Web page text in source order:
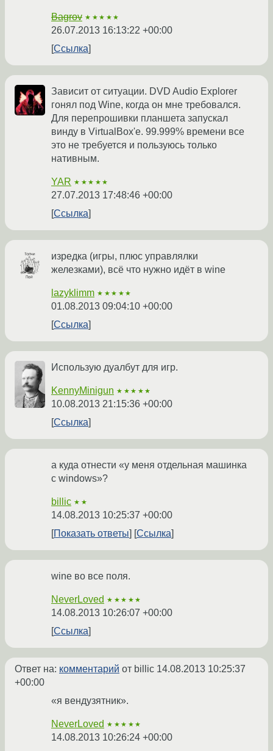
Bagrov ★★★★★
26.07.2013 16:13:22 +00:00
Ссылка
Зависит от ситуации. DVD Audio Explorer
гонял под Wine, когда он мне требовался.
Для перепрошивки планшета запускал
винду в VirtualBox'e. 99.999% времени все
это не требуется и пользуюсь только
нативным.
YAR ★★★★★
27.07.2013 17:48:46 +00:00
Ссылка
изредка (игры, плюс управлялки
железками), всё что нужно идёт в wine
lazyklimm ★★★★★
01.08.2013 09:04:10 +00:00
Ссылка
Использую дуалбут для игр.
KennyMinigun ★★★★★
10.08.2013 21:15:36 +00:00
Ссылка
а куда отнести «у меня отдельная машинка
с windows»?
billic ★★
14.08.2013 10:25:37 +00:00
Показать ответы
Ссылка
wine во все поля.
NeverLoved ★★★★★
14.08.2013 10:26:07 +00:00
Ссылка
Ответ на: комментарий от billic 14.08.2013 10:25:37
+00:00
«я вендузятник».
NeverLoved ★★★★★
14.08.2013 10:26:24 +00:00